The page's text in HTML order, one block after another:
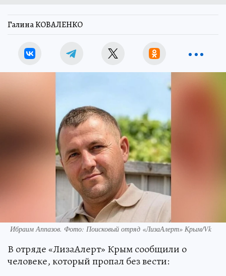
Галина КОВАЛЕНКО
Ибраим Аппазов. Фото: Поисковый отряд «ЛизаАлерт» Крым/Vk
В отряде «ЛизаАлерт» Крым сообщили о
человеке, который пропал без вести: